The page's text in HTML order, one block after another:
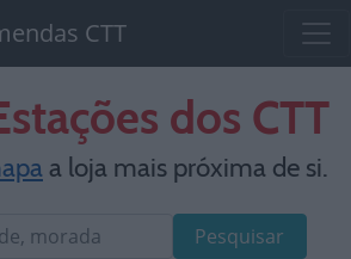
CTT
dos CTT
a loja mais próxima de si.
Pesquisar